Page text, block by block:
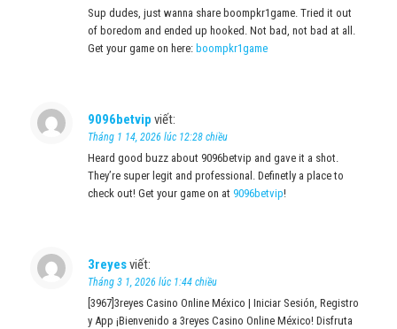
Sup dudes, just wanna share boompkr1game. Tried it out
of boredom and ended up hooked. Not bad, not bad at all.
Get your game on here: boompkr1game
9096betvip viết:
Tháng 1 14, 2026 lúc 12:28 chiều
Heard good buzz about 9096betvip and gave it a shot.
They’re super legit and professional. Definetly a place to
check out! Get your game on at 9096betvip!
3reyesviết:
Tháng 3 1, 2026 lúc 1:44 chiều
[3967]3reyes Casino Online México | Iniciar Sesión, Registro
y App ¡Bienvenido a 3reyes Casino Online México! Disfruta